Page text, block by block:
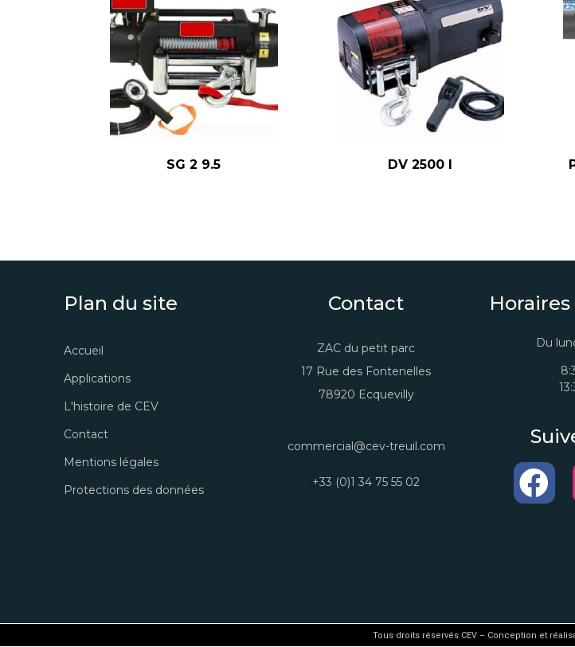
SG 2 9.5 DV 2500 I
Plan du site
Accueil
Applications
L'histoire de CEV
Contact
Mentions légales
Protections des données
Contact
ZAC du petit parc
17 Rue des Fontenelles
78920 Ecquevilly
commercial@cev-treuil.com
+33 (0)1 34 75 55 02
Du
Tous droits réservés CEV – Conception et